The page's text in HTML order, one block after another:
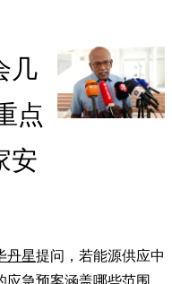
几
点
安
丹星提问，若能源供应中